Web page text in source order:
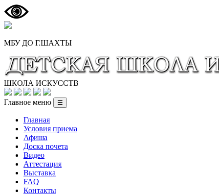
МБУ ДО Г.ШАХТЫ
ШКОЛА ИСКУССТВ
Главное меню ☰
Главная
Условия приема
Афиша
Доска почета
Видео
Аттестация
Выставка
FAQ
Контакты